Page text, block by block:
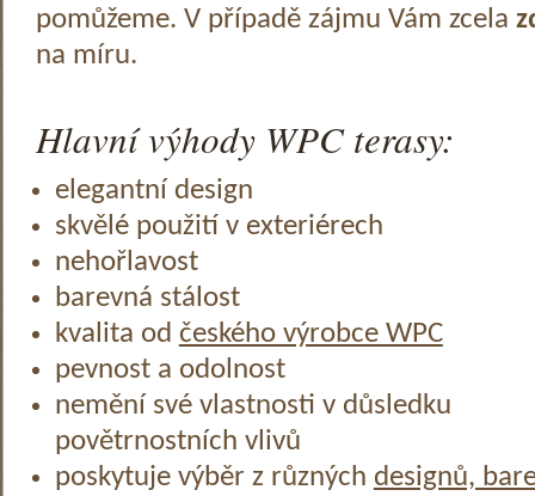
pomůžeme. V případě zájmu Vám zcela
na míru.
Hlavní výhody WPC terasy:
elegantní design
skvělé použití v exteriérech
nehořlavost
barevná stálost
kvalita od českého výrobce WPC
pevnost a odolnost
nemění své vlastnosti v důsledku
povětrnostních vlivů
poskytuje výběr z různých designů,